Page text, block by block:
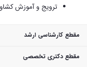
ترویج و آموزش
مقطع کارشناسی ارشد
ترویج و آموزش
ترویج و آموزش
مقطع دکتری تخصصی